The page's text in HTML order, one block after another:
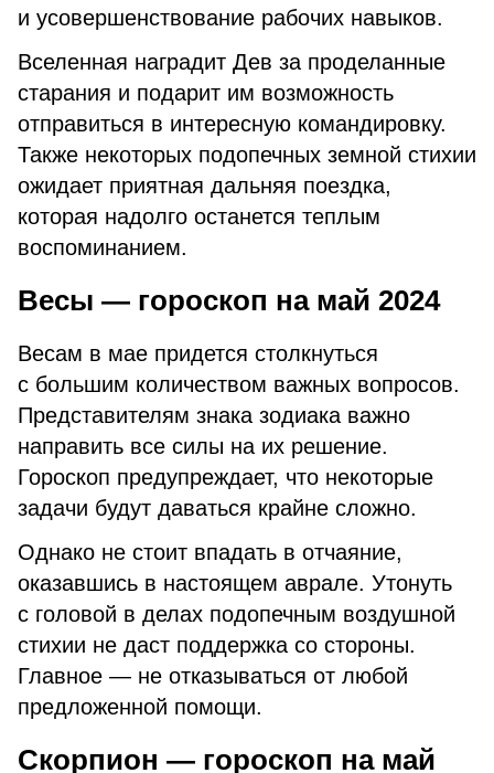
и усовершенствование рабочих навыков.
Вселенная наградит Дев за проделанные
старания и подарит им возможность
отправиться в интересную командировку.
Также некоторых подопечных земной стихии
ожидает приятная дальняя поездка,
которая надолго останется теплым
воспоминанием.
Весы — гороскоп на май 2024
Весам в мае придется столкнуться
с большим количеством важных вопросов.
Представителям знака зодиака важно
направить все силы на их решение.
Гороскоп предупреждает, что некоторые
задачи будут даваться крайне сложно.
Однако не стоит впадать в отчаяние,
оказавшись в настоящем аврале. Утонуть
с головой в делах подопечным воздушной
стихии не даст поддержка со стороны.
Главное — не отказываться от любой
предложенной помощи.
Скорпион — гороскоп на май